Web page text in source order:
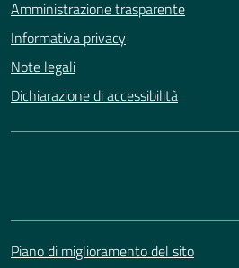
Amministrazione trasparente
Informativa privacy
Note legali
Dichiarazione di accessibilità
Piano di miglioramento del sito